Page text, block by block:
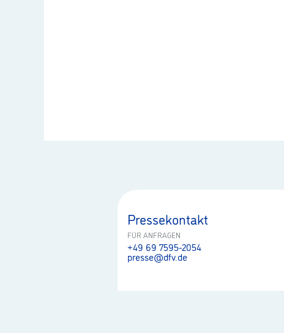
Pressekontakt
FÜR ANFRAGEN
+49 69 7595-2054
presse@dfv.de